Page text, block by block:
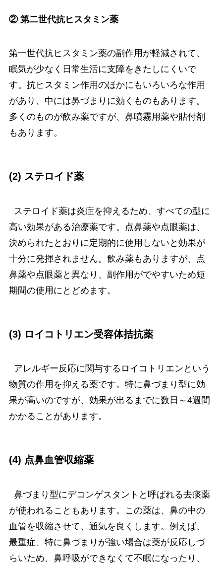
② 第二世代抗ヒスタミン薬
第一世代抗ヒスタミン薬の副作用が軽減されて、
眠気が少なく日常生活に支障をきたしにくいで
す。抗ヒスタミン作用のほかにもいろいろな作用
があり、中には鼻づまりに効くものもあります。
多くのものが飲み薬ですが、鼻噴霧用薬や貼付剤
もあります。
(2) ステロイド薬
ステロイド薬は炎症を抑えるため、すべての型に
高い効果がある治療薬です。点鼻薬や点眼薬は、
決められたとおりに定期的に使用しないと効果が
十分に発揮されません。飲み薬もありますが、点
鼻薬や点眼薬と異なり、副作用がでやすいため短
期間の使用にとどめます。
(3) ロイコトリエン受容体拮抗薬
アレルギー反応に関与するロイコトリエンという
物質の作用を抑える薬です。特に鼻づまり型に効
果が高いのですが、効果が出るまでに数日～4週間
かかることがあります。
(4) 点鼻血管収縮薬
鼻づまり型にデコンゲスタントと呼ばれる去痰薬
が使われることもあります。この薬は、鼻の中の
血管を収縮させて、通気を良くします。例えば、
最重症、特に鼻づまりが強い場合は薬が反応しづ
らいため、鼻呼吸ができなくて不眠になったり、